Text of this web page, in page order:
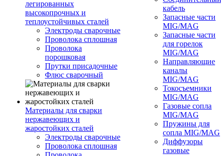
легированных
высокопрочных и
теплоустойчивых сталей
Электроды сварочные
Проволока сплошная
Проволока
порошковая
Прутки присадочные
Флюс сварочный
Материалы для сварки
нержавеющих и
жаростойких сталей
Электроды сварочные
Проволока сплошная
кабель
Запасные части
MIG/MAG
Запасные части
для горелок
MIG/MAG
Направляющие
каналы
MIG/MAG
Токосъемники
MIG/MAG
Газовые сопла
MIG/MAG
Пружины для
сопла MIG/MAG
Диффузоры
газовые